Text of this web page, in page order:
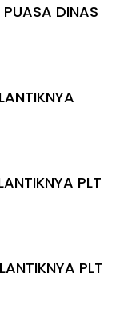
DINAS
PLT
PLT